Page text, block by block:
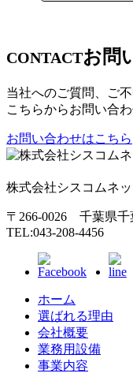
CONTACTお問
当社へのご質問、ご
こちらからお問い合わ
お問い合わせはこちら
株式会社シスコムネッ
〒266-0026 千葉県千
TEL:043-208-4456
ホーム
選ばれる理由
会社概要
業務用設備
事業内容